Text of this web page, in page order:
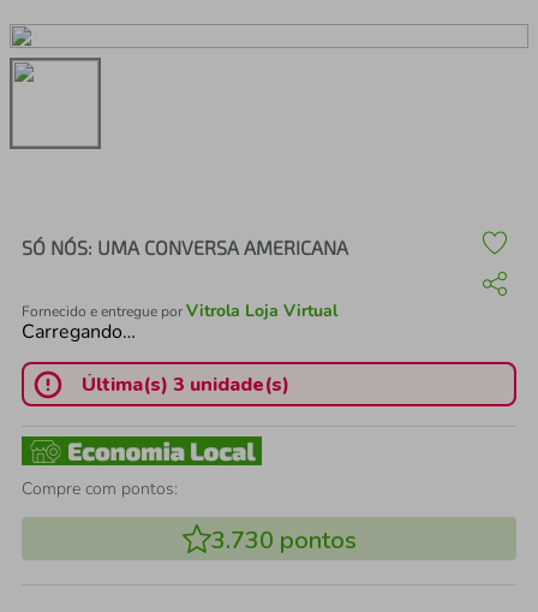
SÓ NÓS: UMA CONVERSA AMERICANA
Fornecido e entregue porVitrola Loja Virtual
Carregando…
Última(s) 3 unidade(s)
Compre com pontos:
3.730 pontos
2º cafeteira